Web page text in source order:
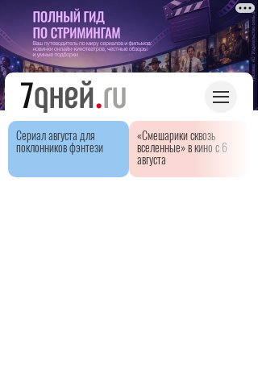
Сериал августа для
поклонников фэнтези
«Смешарики сквозь
вселенные» в кино с 6
августа